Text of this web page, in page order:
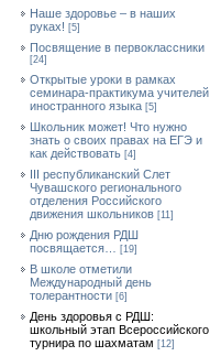
Наше здоровье – в наших
руках! [5]
Посвящение в первоклассники
[24]
Открытые уроки в рамках
семинара-практикума учителей
иностранного языка [5]
Школьник может! Что нужно
знать о своих правах на ЕГЭ и
как действовать [4]
III республиканский Слет
Чувашского регионального
отделения Российского
движения школьников [11]
Дню рождения РДШ
посвящается…
[19]
В школе отметили
Международный день
толерантности [6]
День здоровья с РДШ:
школьный этап Всероссийского
турнира по шахматам [12]